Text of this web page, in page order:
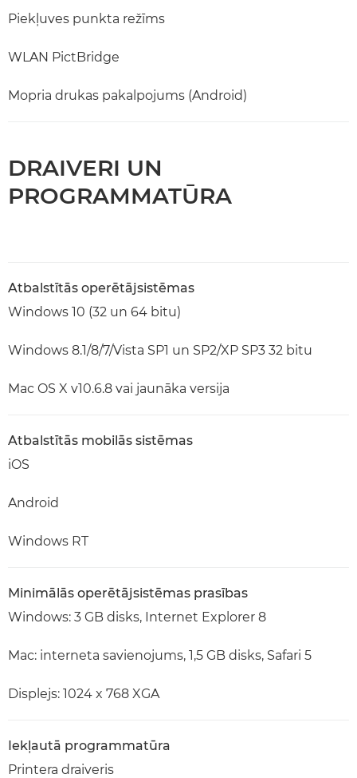
Piekļuves punkta režīms
WLAN PictBridge
Mopria drukas pakalpojums (Android)
DRAIVERI UN
PROGRAMMATŪRA
Atbalstītās operētājsistēmas
Windows 10 (32 un 64 bitu)
Windows 8.1/8/7/Vista SP1 un SP2/XP SP3 32 bitu
Mac OS X v10.6.8 vai jaunāka versija
Atbalstītās mobilās sistēmas
iOS
Android
Windows RT
Minimālās operētājsistēmas prasības
Windows: 3 GB disks, Internet Explorer 8
Mac: interneta savienojums, 1,5 GB disks, Safari 5
Displejs: 1024 x 768 XGA
Iekļautā programmatūra
Printera draiveris